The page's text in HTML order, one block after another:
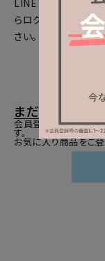
LINEとの会員連携
らログインしてくださ
さい。
まだご登録がお
会員登録をしていた
す。
お気に入り商品をご